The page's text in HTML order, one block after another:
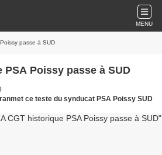
MENU
passe à SUD
PSA Poissy passe à SUD
ce teste du synducat PSA Poissy SUD